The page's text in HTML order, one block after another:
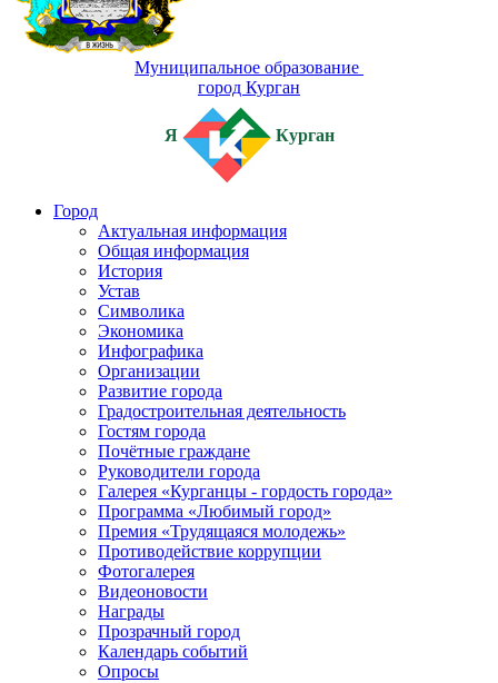
Муниципальное образование
город Курган
Я Курган
Город
Актуальная информация
Общая информация
История
Устав
Символика
Экономика
Инфографика
Организации
Развитие города
Градостроительная деятельность
Гостям города
Почётные граждане
Руководители города
Галерея «Курганцы - гордость города»
Программа «Любимый город»
Премия «Трудящаяся молодежь»
Противодействие коррупции
Фотогалерея
Видеоновости
Награды
Прозрачный город
Календарь событий
Опросы